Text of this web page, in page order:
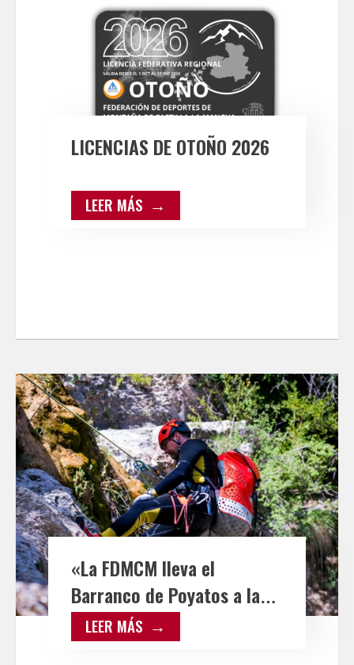
LICENCIAS DE OTOÑO 2026
LEER MÁS
«La FDMCM lleva el
Barranco de Poyatos a la
televisión regional de la
mano de Castilla-La
LEER MÁS